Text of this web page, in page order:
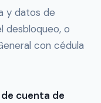
y datos de
desbloqueo, o
con cédula
cuenta de